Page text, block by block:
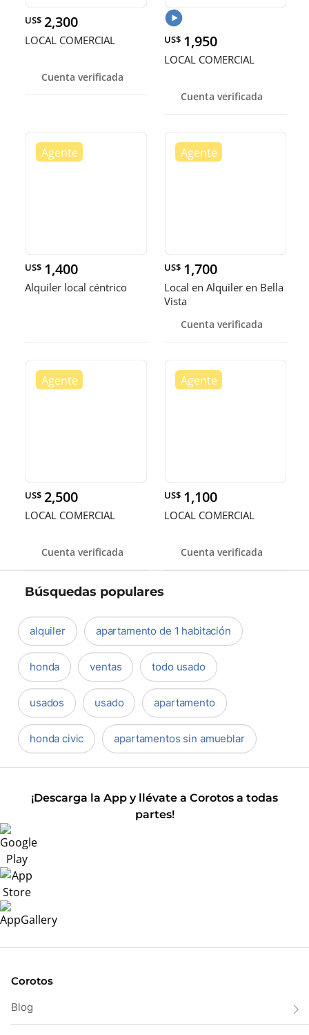
US$ 2,300
LOCAL COMERCIAL
Cuenta verificada
US$ 1,950
LOCAL COMERCIAL
Cuenta verificada
US$ 1,400
Alquiler local céntrico
US$ 1,700
Local en Alquiler en Bella
Vista
Cuenta verificada
US$ 2,500
LOCAL COMERCIAL
Cuenta verificada
US$ 1,100
LOCAL COMERCIAL
Cuenta verificada
Búsquedas populares
alquiler apartamento de 1 habitación
honda ventas todo usado
usados usado apartamento
honda civic apartamentos sin amueblar
¡Descarga la App y llévate a Corotos a todas
partes!
Corotos
Blog